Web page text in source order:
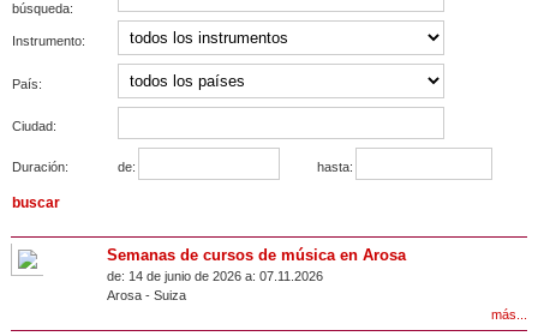
búsqueda:
Instrumento:
País:
Ciudad:
Duración: de: hasta:
Semanas de cursos de música en Arosa
de: 14 de junio de 2026 a: 07.11.2026
Arosa- Suiza
más...